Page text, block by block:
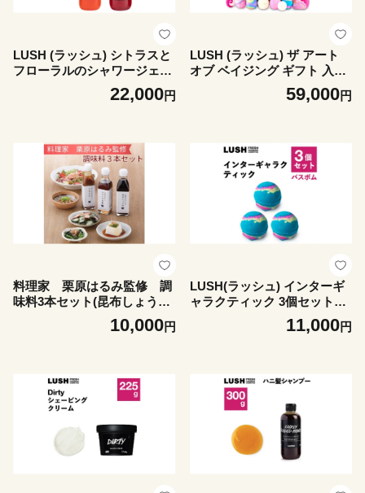
LUSH (ラッシュ) シトラスと
フローラルのシャワージェル
2種セット【1731845】
22,000円
LUSH (ラッシュ) ザ アート
オブ ベイジング ギフト 入浴
剤15種セット【1731833】
59,000円
料理家 栗原はるみ監修 調
味料3本セット(昆布しょう
ゆ・いろいろ甘酢・ごまだ
10,000円
LUSH(ラッシュ) インターギ
ャラクティック 3個セット
11,000円